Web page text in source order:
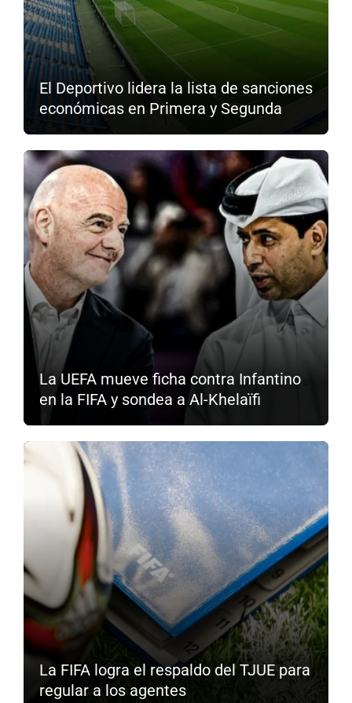
El Deportivo lidera la lista de sanciones
económicas en Primera y Segunda
La UEFA mueve ficha contra Infantino
en la FIFA y sondea a Al-Khelaïfi
La FIFA logra el respaldo del TJUE para
regular a los agentes